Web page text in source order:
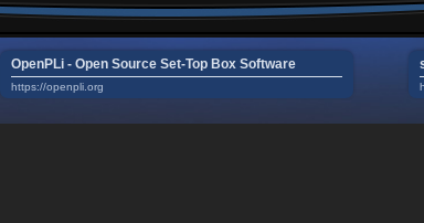
OpenPLi - Open Source Set-Top Box Software
https://openpli.org